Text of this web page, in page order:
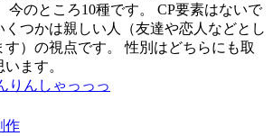
今のところ10種です。 CP要素はないで
くつかは親しい人（友達や恋人などとし
す）の視点です。 性別はどちらにも取
ます。
りんしゃっっっ
作